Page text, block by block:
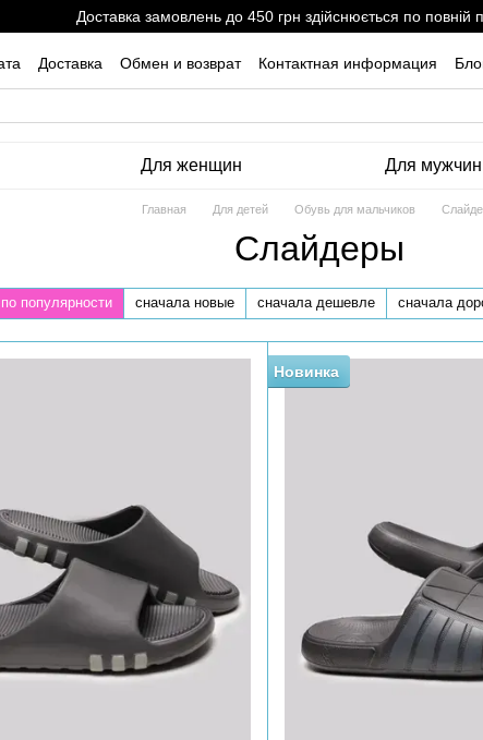
Доставка замовлень до 450 грн здійснюється по повній
Доставка Обмен и возврат Контактная информация
Для женщин Для мужчин
Главная Для детей Обувь для мальчиков
Слайдеры
по популярности сначала новые сначала дешевле сначала
Новинка